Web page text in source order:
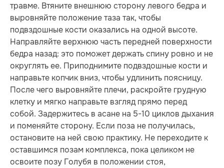
травме. Втяните внешнюю сторону левого бедра и
выровняйте положение таза так, чтобы
подвздошные кости оказались на одной высоте.
Направляйте верхнюю часть перед­ней поверхности
бедра назад: это поможет держать спину ровно и не
округлять ее. Приподнимите подвздошные кости и
направьте копчик вниз, чтобы удлинить поясницу.
После чего выровняйте плечи, раскройте грудную
клетку и мягко направьте взгляд прямо перед
собой. Задержитесь в асане на 5-10 циклов дыхания
и поменяйте сторону. Если поза не получилась,
остановите на ней свою практику. Не переходите к
оставшимся позам комплекса, пока целиком не
освоите позу Голубя в положении стоя,